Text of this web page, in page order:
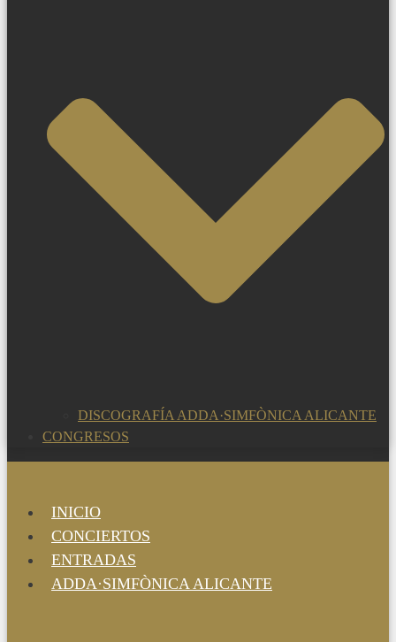
DISCOGRAFÍA ADDA·SIMFÒNICA ALICANTE
CONGRESOS
INICIO
CONCIERTOS
ENTRADAS
ADDA·SIMFÒNICA ALICANTE